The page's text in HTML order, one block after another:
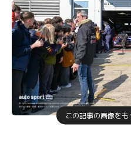
この記事の画像をも